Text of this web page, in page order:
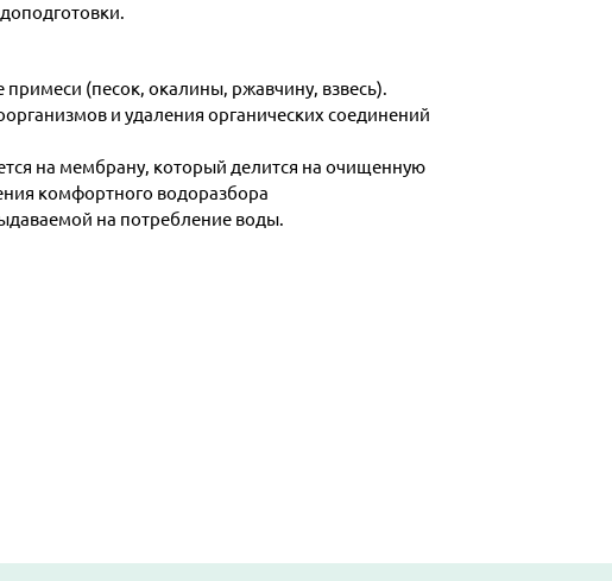
(песок, окалины, ржавчину, взвесь).
и удаления органических соединений
на мембрану, который делится на очищенную
комфортного водоразбора
на потребление воды.